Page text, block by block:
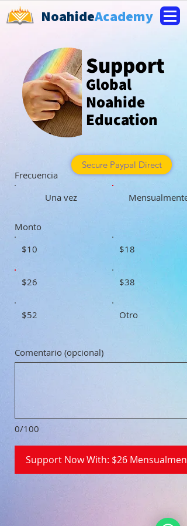
NoahideAcademy
Support
Global
Noahide
Education
Frecuencia
Una vez
Mensualmente
Monto
$10
$18
$26 $38
$52 Otro
0/100
Comentario (opcional)
Support Now With: $26
Secure Paypal Direct